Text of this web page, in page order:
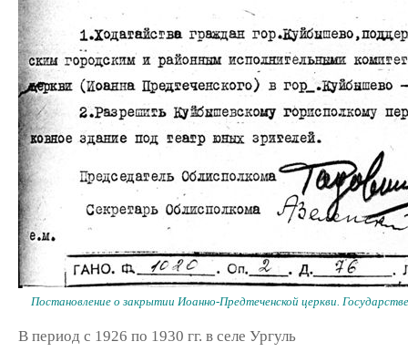
Постановление о закрытии Иоанно-Предтеченской церкви.
В период с 1926 по 1930 гг. в селе Ургуль